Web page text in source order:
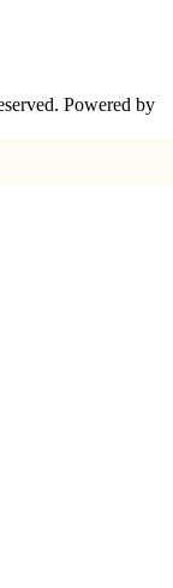
Powered by